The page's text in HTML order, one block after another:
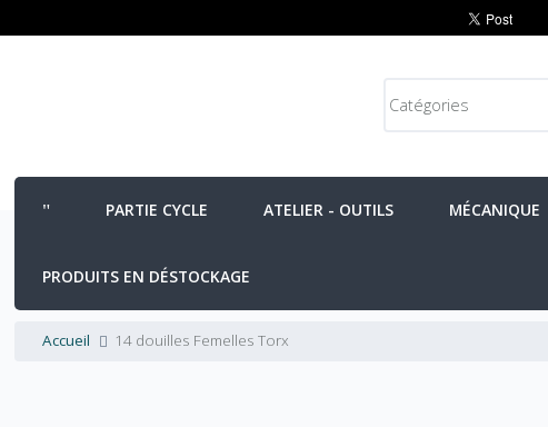
PARTIE CYCLE ATELIER - OUTILS MÉCANIQUE
PRODUITS EN DÉSTOCKAGE
Accueil 14 douilles Femelles Torx